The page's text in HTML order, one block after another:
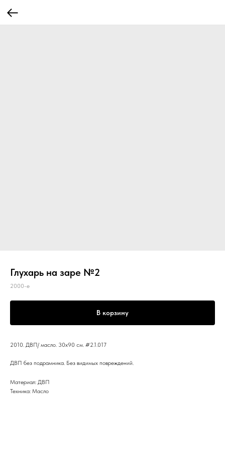
Глухарь на заре №2
2000-е
В корзину
2010. ДВП/ масло. 30x90 см. #2.1.017
ДВП без подрамника. Без видимых повреждений.
Материал: ДВП
Техника: Масло